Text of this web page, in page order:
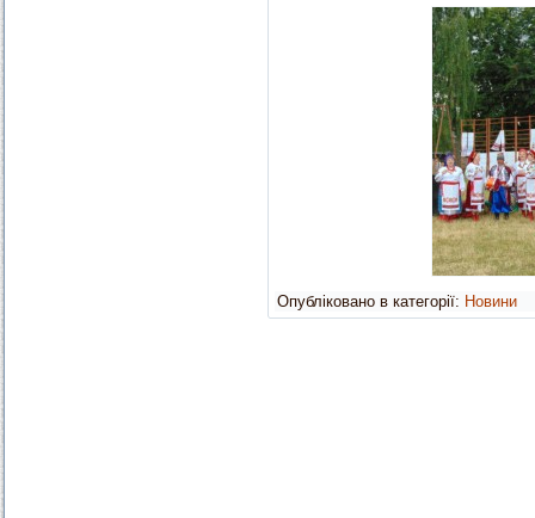
Опубліковано в категорії: Новини